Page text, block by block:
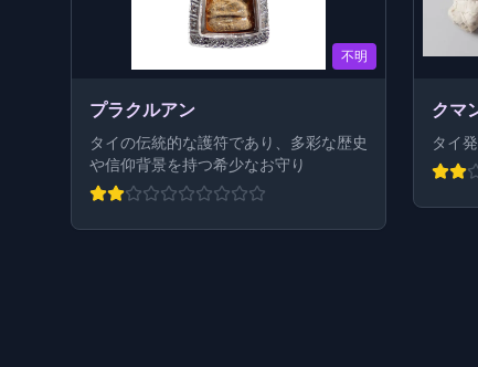
不明
プラクルアン
タイの伝統的な護符であり、多彩な歴史
や信仰背景を持つ希少なお守り
クマ
タイ